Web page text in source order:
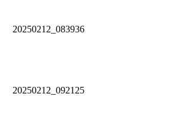
20250212_083936
20250212_092125